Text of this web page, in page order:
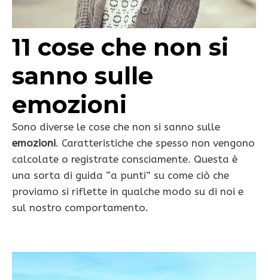
11 cose che non si
sanno sulle
emozioni
Sono diverse le cose che non si sanno sulle
emozioni. Caratteristiche che spesso non vengono
calcolate o registrate consciamente. Questa è
una sorta di guida “a punti” su come ciò che
proviamo si riflette in qualche modo su di noi e
sul nostro comportamento.